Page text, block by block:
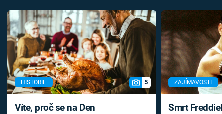
HISTORIE 5
Víte, proč se na Den
ZAJÍMAVOSTI
Smrt